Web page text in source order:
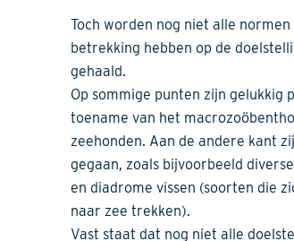
Toch worden nog niet alle
betrekking hebben op de
gehaald.
Op sommige punten zijn gelukkig
toename van het
zeehonden. Aan de andere kant
gegaan, zoals bijvoorbeeld
en diadrome vissen (soorten die
naar zee trekken).
Vast staat dat nog niet alle